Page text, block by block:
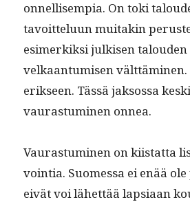
onnel­lisem­pia. On toki
tavoit­telu­un muitakin
esimerkik­si julkisen
velka­an­tu­misen
erik­seen. Tässä jak­sos­sa
vauras­tu­mi­nen onnea.
Vauras­tu­mi­nen on kiis­tat­ta
voin­tia. Suomes­sa ei enää
eivät voi lähet­tää lap­si­aan